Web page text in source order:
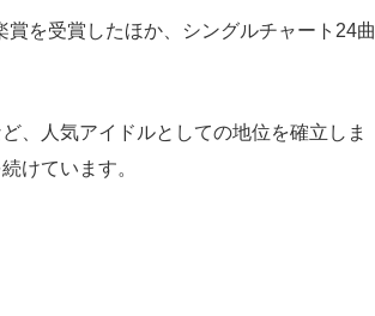
を受賞したほか、シングルチャート24曲
、人気アイドルとしての地位を確立しま
けています。